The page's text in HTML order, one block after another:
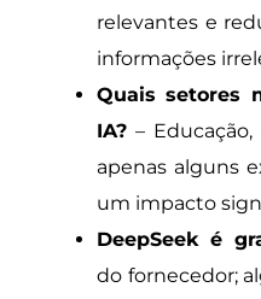
relevantes e
informações
Quais setores
IA? –
apenas alguns
um impacto
DeepSeek é
do fornecedor;